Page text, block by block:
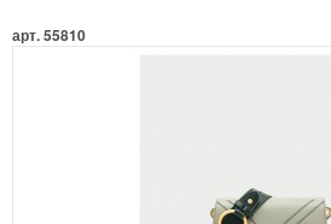
арт. 55810